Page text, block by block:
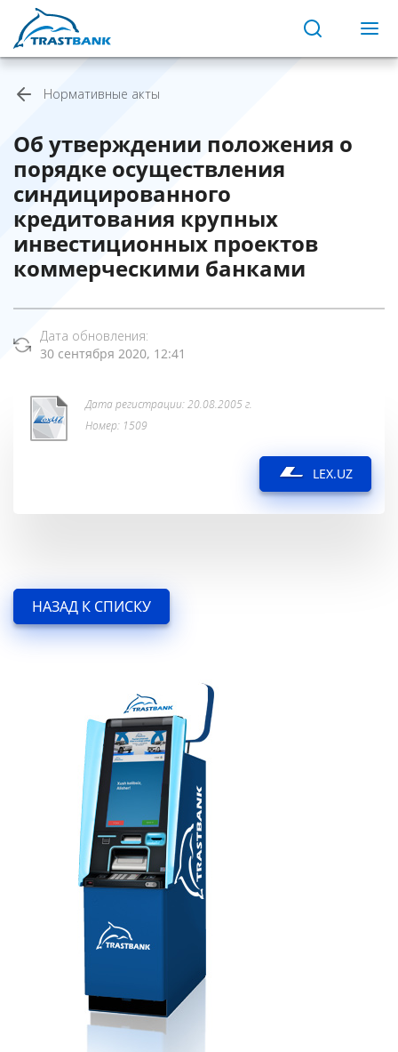
Нормативные акты
Об утверждении положения о
порядке осуществления
синдицированного
кредитования крупных
инвестиционных проектов
коммерческими банками
Дата обновления:
30 сентября 2020, 12:41
Дата регистрации: 20.08.2005 г.
Номер: 1509
LEX.UZ
НАЗАД К СПИСКУ